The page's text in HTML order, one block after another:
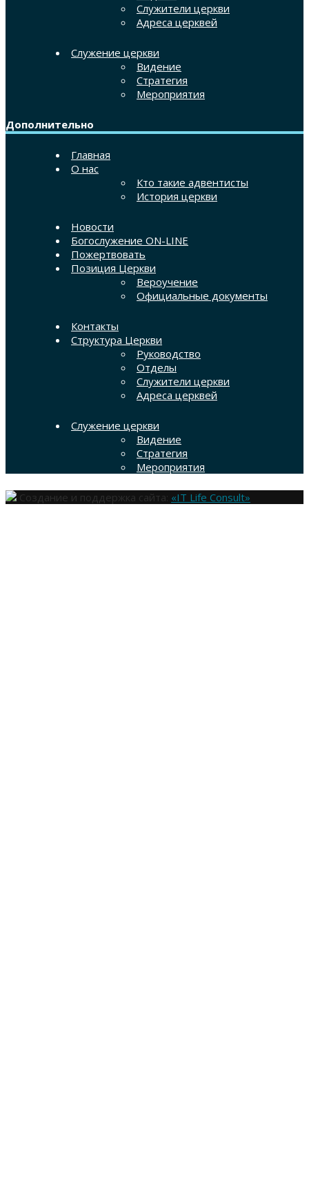
Служители церкви
Адреса церквей
Служение церкви
Видение
Стратегия
Мероприятия
Дополнительно
Главная
О нас
Кто такие адвентисты
История церкви
Новости
Богослужение ON-LINE
Пожертвовать
Позиция Церкви
Вероучение
Официальные документы
Контакты
Структура Церкви
Руководство
Отделы
Служители церкви
Адреса церквей
Служение церкви
Видение
Стратегия
Мероприятия
Создание и поддержка сайта: «IT Life Consult»